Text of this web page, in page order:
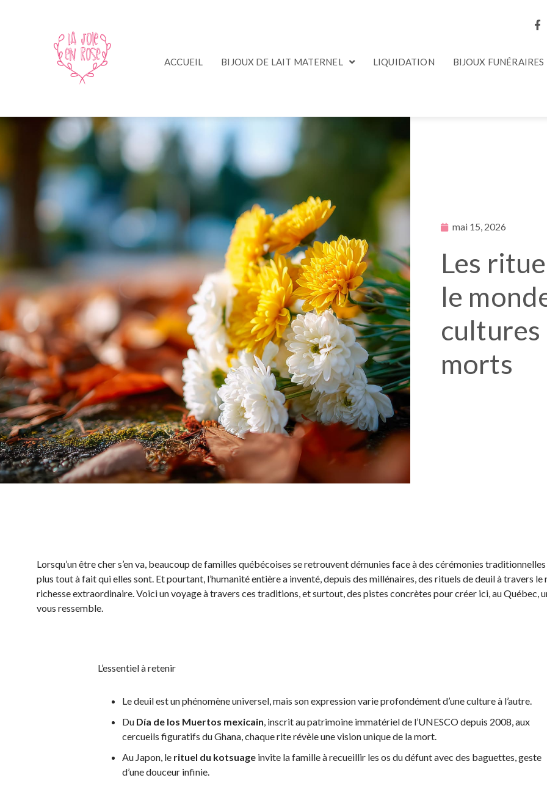
ACCUEIL BIJOUX DE LAIT MATERNEL LIQUIDATION BIJOUX FUNÉRAIRES
mai 15, 2026
Les
le
morts
Lorsqu’un être cher s’en va, beaucoup de familles québécoises se retrouvent démunies face à des cérémonies
plus tout à fait qui elles sont. Et pourtant, l’humanité entière a inventé, depuis des millénaires, des rituels de deuil à travers le
richesse extraordinaire. Voici un voyage à travers ces traditions, et surtout, des pistes concrètes pour créer ici, au Québec,
vous ressemble.
L’essentiel à retenir
Le deuil est un phénomène universel, mais son expression varie profondément d’une culture à l’autre.
Du Día de los Muertos mexicain, inscrit au patrimoine immatériel de l’UNESCO depuis 2008, aux
cercueils figuratifs du Ghana, chaque rite révèle une vision unique de la mort.
Au Japon, le rituel du kotsuage invite la famille à recueillir les os du défunt avec des baguettes, geste
d’une douceur infinie.